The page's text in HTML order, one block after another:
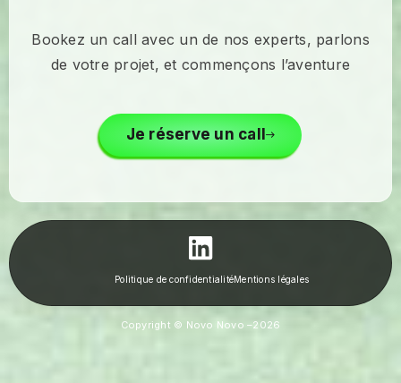
Bookez un call avec un de nos experts, parlons
de votre projet, et commençons l’aventure
Je réserve un call
Politique de confidentialitéMentions légales
Copyright © Novo Novo –2026